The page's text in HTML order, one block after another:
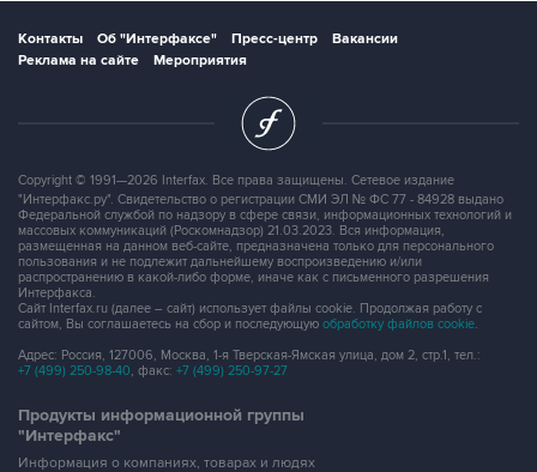
Контакты Об "Интерфаксе" Пресс-центр
Вакансии
Реклама на сайте
Мероприятия
Copyright © 1991—2026 Interfax. Все права защищены. Сетевое издание
"Интерфакс.ру". Свидетельство о регистрации СМИ ЭЛ № ФС 77 - 84928 выдано
Федеральной службой по надзору в сфере связи, информационных технологий и
массовых коммуникаций (Роскомнадзор) 21.03.2023. Вся информация,
размещенная на данном веб-сайте, предназначена только для персонального
пользования и не подлежит дальнейшему воспроизведению и/или
распространению в какой-либо форме, иначе как с письменного разрешения
Интерфакса.
Сайт Interfax.ru (далее – сайт) использует файлы cookie. Продолжая работу с
сайтом, Вы соглашаетесь на сбор и последующую обработку файлов cookie.
Адрес: Россия, 127006, Москва, 1-я Тверская-Ямская улица, дом 2, стр.1, тел.:
+7 (499) 250-98-40, факс: +7 (499) 250-97-27
Продукты информационной группы
"Интерфакс"
Информация о компаниях, товарах и людях